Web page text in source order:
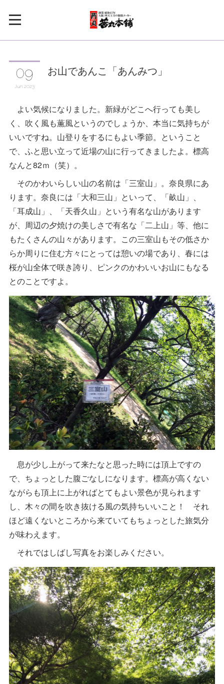
09
Jun 2023
お山であんこ「あんみつ」
よい気候になりました。新緑がどこへ行っても美し
く、吹く風も薫風というのでしょうか、本当に気持ちが
いいですね。山登りをするにもよい季節。ということ
で、ふと思い立って近場の山に行ってきましたよ。標高
なんと82ｍ（笑）。
そのかわいらしい山の名前は「三室山」。奈良県にあ
ります。奈良には「大和三山」といって、「畝山」、
「耳成山」、「天香久山」という有名な山があります
が、周辺の夕焼けの美しさで有名な「二上山」等、他に
もたくさんの山々があります。この三室山もその低さか
らか周りに住む方々にとっては憩いの場であり、春には
桜が山全体で咲き誇り、ピンクのかわいいお山にもなる
とのことですよ。
息が少し上がって来たなと思った時には頂上ですの
で、ちょっとした腹ごなしになります。標高が高くない
ながらも頂上に上がればとてもよい景色が見られます
し、木々の間を吹き抜ける風の気持ちいいこと！ それ
ほど遠くないところから来ていてもちょっとした旅気分
が味わえます。
それではしばし写真をお楽しみください。